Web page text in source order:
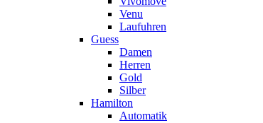
Venu
Laufuhren
Guess
Damen
Herren
Gold
Silber
Hamilton
Automatik